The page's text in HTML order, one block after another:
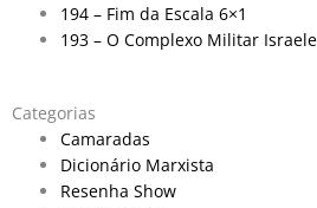
194 – Fim da Escala 6×1
193 – O Complexo Militar
Categorias
Camaradas
Dicionário Marxista
Resenha Show